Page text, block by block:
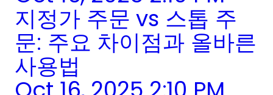
지정가 주문 vs 스톱 주
문: 주요 차이점과 올바른
사용법